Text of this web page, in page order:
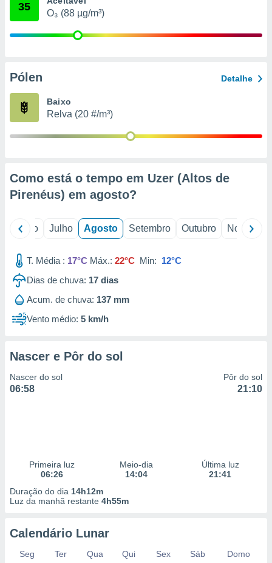
estudos
1199
35
O₃ (88 µg/m³)
Pólen Detalhe
Baixo
Relva (20 #/m³)
Como está o tempo em Uzer (Altos de
Pirenéus) em agosto?
Junho Julho Agosto Setembro Outubro Novembro
T. Média : 17°C Máx.: 22°C Min: 12°C
Dias de chuva: 17 dias
Acum. de chuva: 137 mm
Vento médio: 5 km/h
Nascer e Pôr do sol
Nascer do sol
06:58
Pôr do sol
21:10
Primeira luz
06:26
Meio-dia
14:04
Última luz
21:41
Duração do dia 14h12m
Luz da manhã restante 4h55m
Calendário Lunar
Seg Ter Qua Qui Sex Sáb
Domo